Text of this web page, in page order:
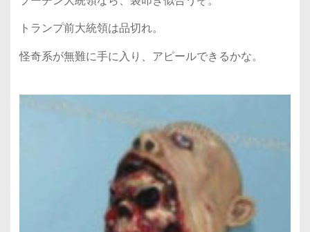
トランプ前大統領は品切れ。
怪奇系が無難に手に入り、アピールできるかな。